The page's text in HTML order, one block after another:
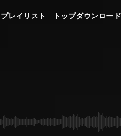
プレイリスト トップダウンロード